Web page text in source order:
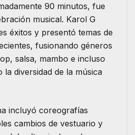
90 minutos, fue
musical. Karol G
éxitos y presentó temas de
fusionando géneros
salsa, mambo e incluso
la diversidad de la música
incluyó coreografías
cambios de vestuario y